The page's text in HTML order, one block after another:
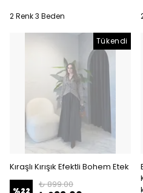
2 Renk 3 Beden
Tükendi
Kıraşlı Kırışık Efektli Bohem Etek
%22
₺ 899.00